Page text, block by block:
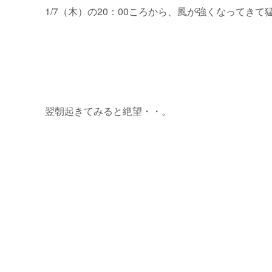
1/7（木）の20：00ころから、風が強くなってきて
翌朝起きてみると絶望・・。